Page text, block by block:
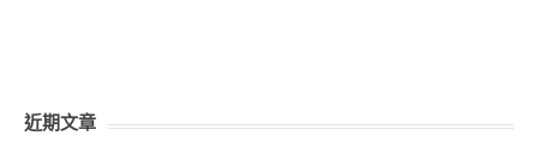
近期文章